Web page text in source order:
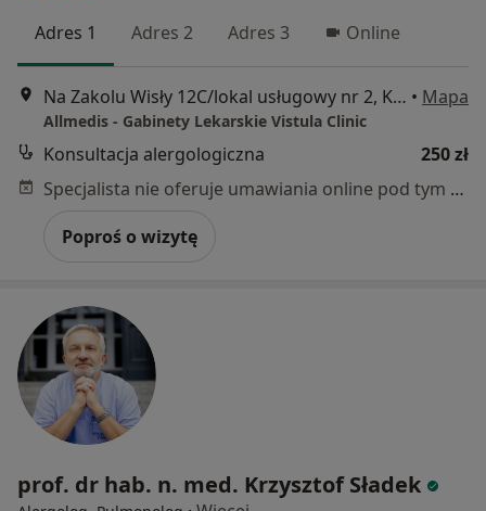
Adres 1 Adres 2 Adres 3 Online
Na Zakolu Wisły 12C/lokal usługowy nr 2, Kraków • Mapa
Allmedis - Gabinety Lekarskie Vistula Clinic
Konsultacja alergologiczna
250 zł
Specjalista nie oferuje umawiania online pod tym adresem.
Poproś o wizytę
prof. dr hab. n. med. Krzysztof Sładek